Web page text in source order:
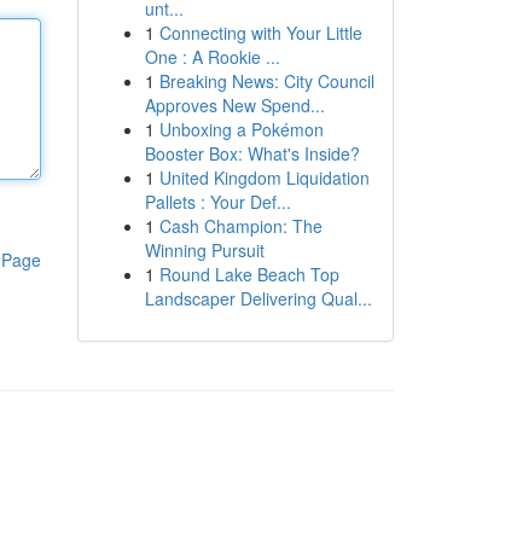
unt...
1 Connecting with Your Little
One : A Rookie ...
1 Breaking News: City Council
Approves New Spend...
1 Unboxing a Pokémon
Booster Box: What's Inside?
1 United Kingdom Liquidation
Pallets : Your Def...
1 Cash Champion: The
Winning Pursuit
1 Round Lake Beach Top
Landscaper Delivering Qual...